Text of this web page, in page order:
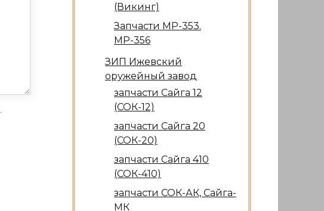
(Викинг)
Запчасти МР-353.
МР-356
ЗИП Ижевский
оружейный завод
запчасти Сайга 12
(СОК-12)
запчасти Сайга 20
(СОК-20)
запчасти Сайга 410
(СОК-410)
запчасти СОК-АК, Сайга-
МК